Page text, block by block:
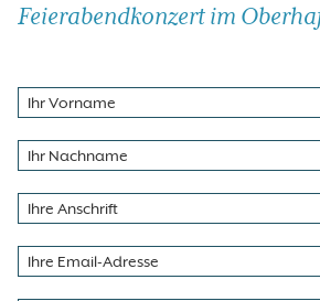
Feierabendkonzert im